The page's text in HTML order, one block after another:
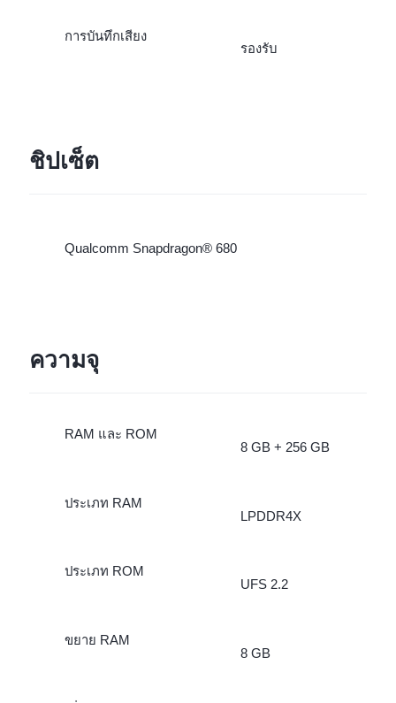
การบันทึกเสียง
รองรับ
ชิปเซ็ต
Qualcomm Snapdragon® 680
ความจุ
RAM และ ROM
8 GB + 256 GB
ประเภท RAM
LPDDR4X
ประเภท ROM
UFS 2.2
ขยาย RAM
8 GB